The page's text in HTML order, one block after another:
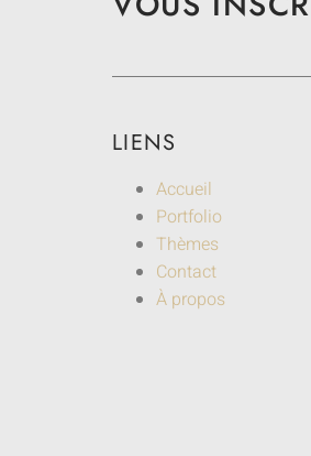
LIENS
Accueil
Portfolio
Thèmes
Contact
À propos